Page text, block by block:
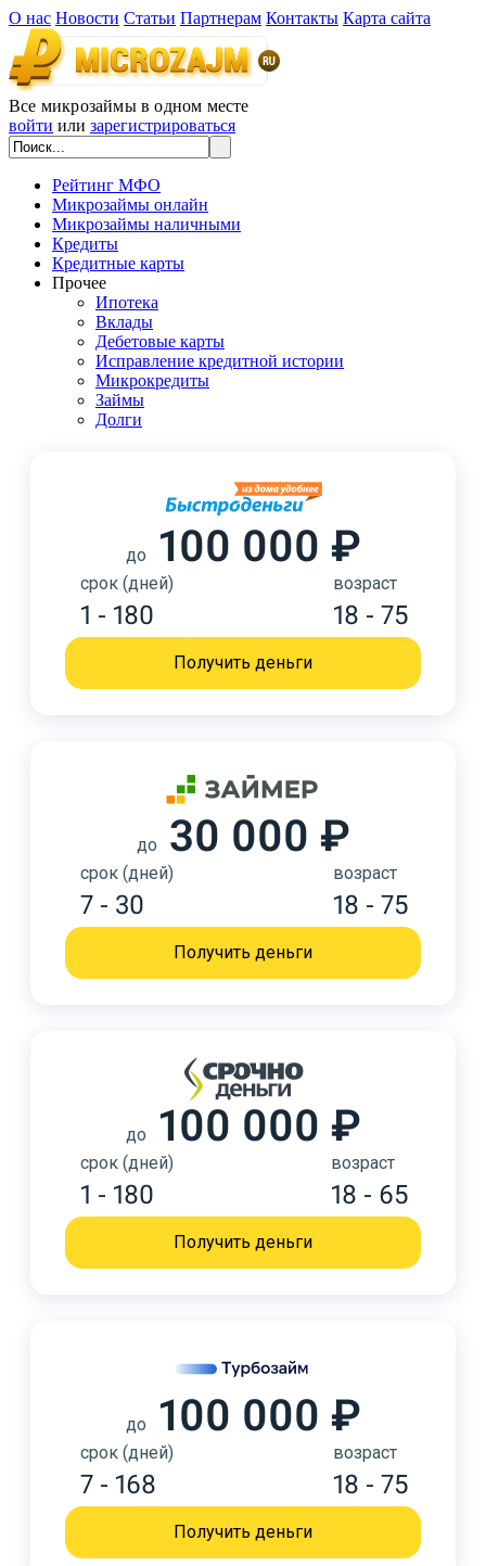
О нас Новости Статьи Партнерам Контакты Карта сайта
Все микрозаймы в одном месте
войти или зарегистрироваться
Рейтинг МФО
Микрозаймы онлайн
Микрозаймы наличными
Кредиты
Кредитные карты
Прочее
Ипотека
Вклады
Дебетовые карты
Исправление кредитной истории
Микрокредиты
Займы
Долги
до 100 000 ₽
срок (дней)
1 - 180
возраст
18 - 75
Получить деньги
до 30 000 ₽
срок (дней)
7 - 30
возраст
18 - 75
Получить деньги
до 100 000 ₽
срок (дней)
1 - 180
возраст
18 - 65
Получить деньги
до 100 000 ₽
срок (дней)
7 - 168
возраст
18 - 75
Получить деньги